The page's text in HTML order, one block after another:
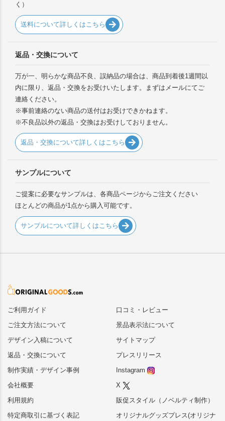
く）
送料について詳しくはこちら
返品・交換について
万が一、明らかな商品不良、誤納品の場合は、商品到着後1週間以
内に限り、返品・交換をお受けいたします。まずはメールにてご
連絡ください。
※事前連絡のない商品の送付はお受けできかねます。
※不良品以外の返品・交換はお受けしておりません。
返品・交換について詳しくはこちら
サンプルについて
ご提案に必要なサンプルは、各商品ページからご注文ください
ほとんどの商品が1点から購入可能です。
サンプルについて詳しくはこちら
ご利用ガイド
ご注文方法について
デザイン入稿について
返品・交換について
制作実績・デザイン事例
会社概要
利用規約
特定商取引に基づく表記
口コミ・レビュー
景品表示法について
サイトマップ
プレスリリース
Instagram
X
販促スタイル（ノベルティ制作）
オリジナルグッズプレス(オリジナ